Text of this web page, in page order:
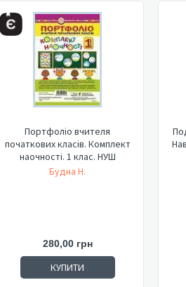
Портфоліо вчителя
початкових класів. Комплект
наочності. 1 клас. НУШ
Будна Н.
280,00 грн
КУПИТИ